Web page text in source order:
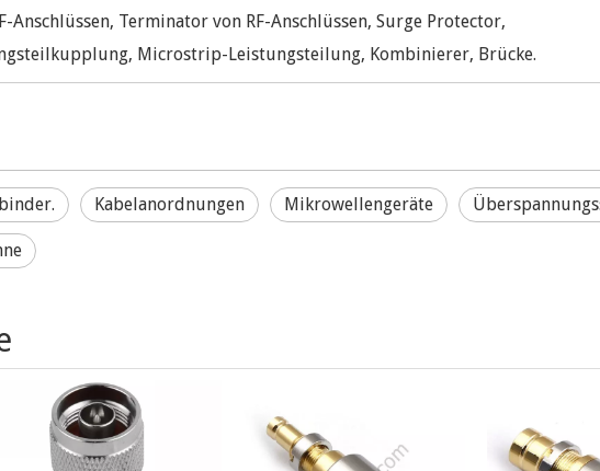
Anschlüssen, Terminator von RF-Anschlüssen, Surge Protector,
Microstrip-Leistungsteilung, Kombinierer, Brücke.
Kabelanordnungen Mikrowellengeräte